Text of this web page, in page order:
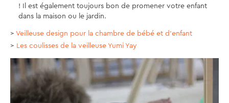
! Il est également toujours bon de promener votre enfant
dans la maison ou le jardin.
> Veilleuse design pour la chambre de bébé et d'enfant
> Les coulisses de la veilleuse Yumi Yay